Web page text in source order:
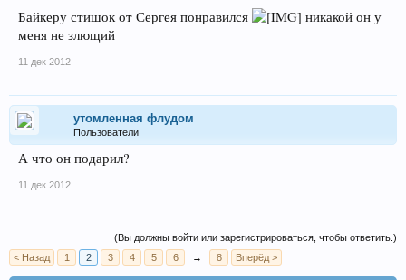
Байкеру стишок от Сергея понравился
никакой он у
меня не злющий
11 дек 2012
утомленная флудом
Пользователи
А что он подарил?
11 дек 2012
(Вы должны войти или зарегистрироваться, чтобы ответить.)
< Назад
1 2 3 4 5 6 → 8 Вперёд >